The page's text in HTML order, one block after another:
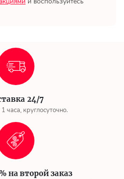
24/7
часа, круглосуточно.
на второй заказ